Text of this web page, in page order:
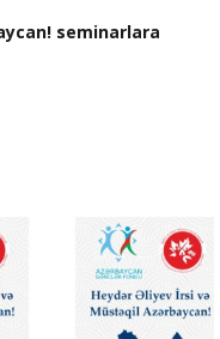
seminarlara